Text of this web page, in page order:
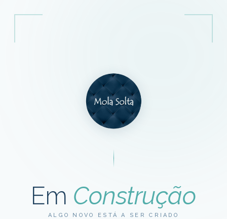
Em Construção
ALGO NOVO ESTÁ A SER CRIADO